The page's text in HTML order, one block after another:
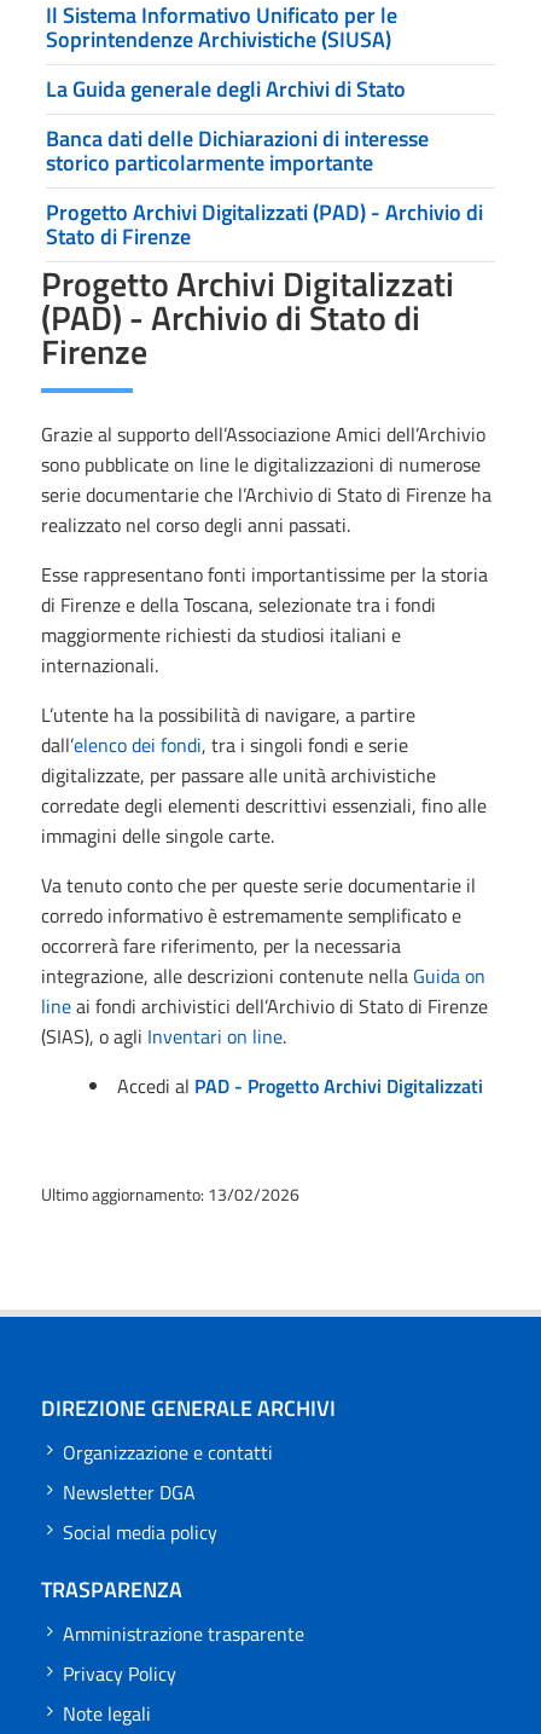
Il Sistema Informativo Unificato per le
Soprintendenze Archivistiche (SIUSA)
La Guida generale degli Archivi di Stato
Banca dati delle Dichiarazioni di interesse
storico particolarmente importante
Progetto Archivi Digitalizzati (PAD) - Archivio di
Stato di Firenze
Progetto Archivi Digitalizzati
(PAD) - Archivio di Stato di
Firenze
Grazie al supporto dell’Associazione Amici dell’Archivio
sono pubblicate on line le digitalizzazioni di numerose
serie documentarie che l’Archivio di Stato di Firenze ha
realizzato nel corso degli anni passati.
Esse rappresentano fonti importantissime per la storia
di Firenze e della Toscana, selezionate tra i fondi
maggiormente richiesti da studiosi italiani e
internazionali.
L’utente ha la possibilità di navigare, a partire
dall’elenco dei fondi, tra i singoli fondi e serie
digitalizzate, per passare alle unità archivistiche
corredate degli elementi descrittivi essenziali, fino alle
immagini delle singole carte.
Va tenuto conto che per queste serie documentarie il
corredo informativo è estremamente semplificato e
occorrerà fare riferimento, per la necessaria
integrazione, alle descrizioni contenute nella Guida on
lineai fondi archivistici dell’Archivio di Stato di Firenze
(SIAS), o agli Inventari on line.
Accedi al PAD - Progetto Archivi Digitalizzati
Ultimo aggiornamento: 13/02/2026
DIREZIONE GENERALE ARCHIVI
Organizzazione e contatti
Newsletter DGA
Social media policy
TRASPARENZA
Amministrazione trasparente
Privacy Policy
Note legali